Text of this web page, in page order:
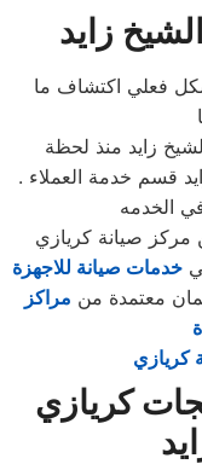
الشيخ زايد
فعلي اكتشاف ما
زايد منذ لحظة
قسم خدمة العملاء .
الخدمه
مركز صيانة كريازي
خدمات صيانة للاجهزة
معتمدة من مراكز
كريازي
كريازي